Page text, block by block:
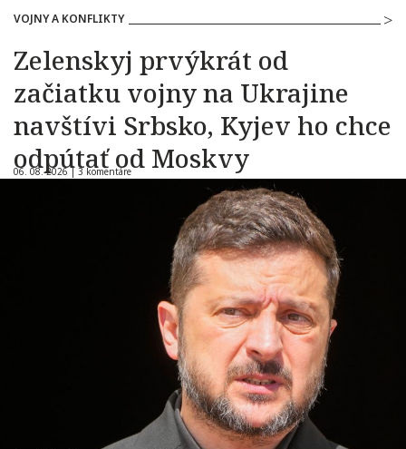
VOJNY A KONFLIKTY
Zelenskyj prvýkrát od
začiatku vojny na Ukrajine
navštívi Srbsko, Kyjev ho chce
odpútať od Moskvy
06. 08. 2026 | 3 komentáre